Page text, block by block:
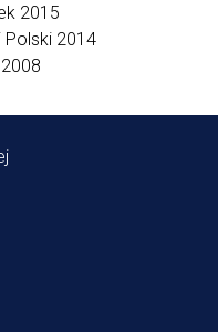
2015
Polski 2014